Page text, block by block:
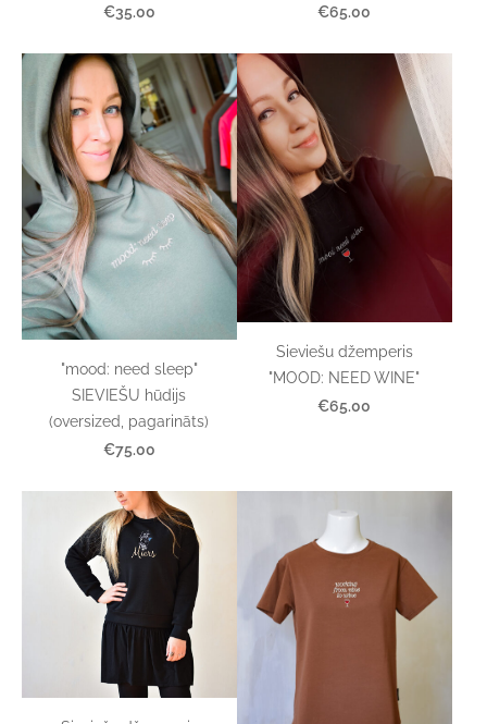
€35.00
€65.00
"mood: need sleep"
SIEVIEŠU hūdijs
(oversized, pagarināts)
€75.00
Sieviešu džemperis
"MOOD: NEED WINE"
€65.00